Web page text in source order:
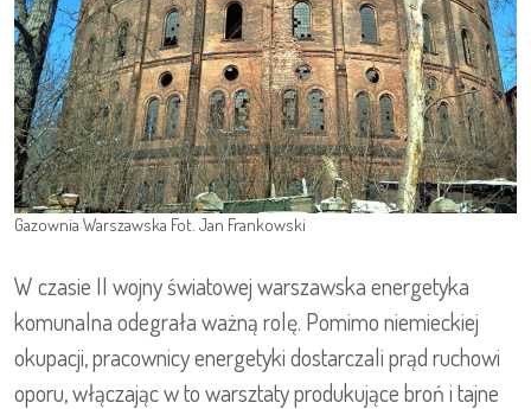
Gazownia Warszawska Fot. Jan Frankowski
W czasie II wojny światowej warszawska energetyka
komunalna odegrała ważną rolę. Pomimo niemieckiej
okupacji, pracownicy energetyki dostarczali prąd ruchowi
oporu, włączając w to warsztaty produkujące broń i tajne